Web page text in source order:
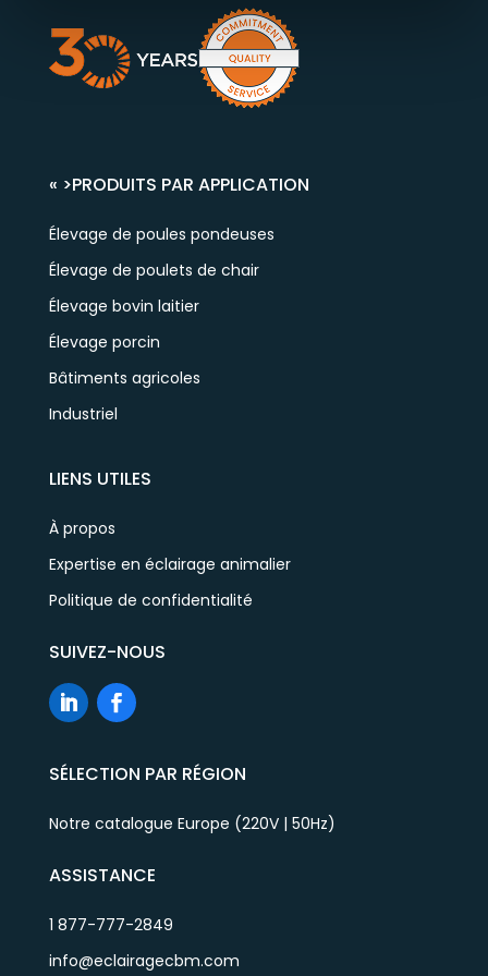
« >PRODUITS PAR APPLICATION
Élevage de poules pondeuses
Élevage de poulets de chair
Élevage bovin laitier
Élevage porcin
Bâtiments agricoles
Industriel
LIENS UTILES
À propos
Expertise en éclairage animalier
Politique de confidentialité
SUIVEZ-NOUS
SÉLECTION PAR RÉGION
Notre catalogue Europe (220V | 50Hz)
ASSISTANCE
1 877-777-2849
info@eclairagecbm.com